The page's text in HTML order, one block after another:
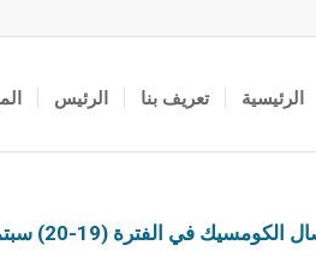
الرئيسية تعريف بنا الرئيس
في الفترة (19-20) سبتمبر